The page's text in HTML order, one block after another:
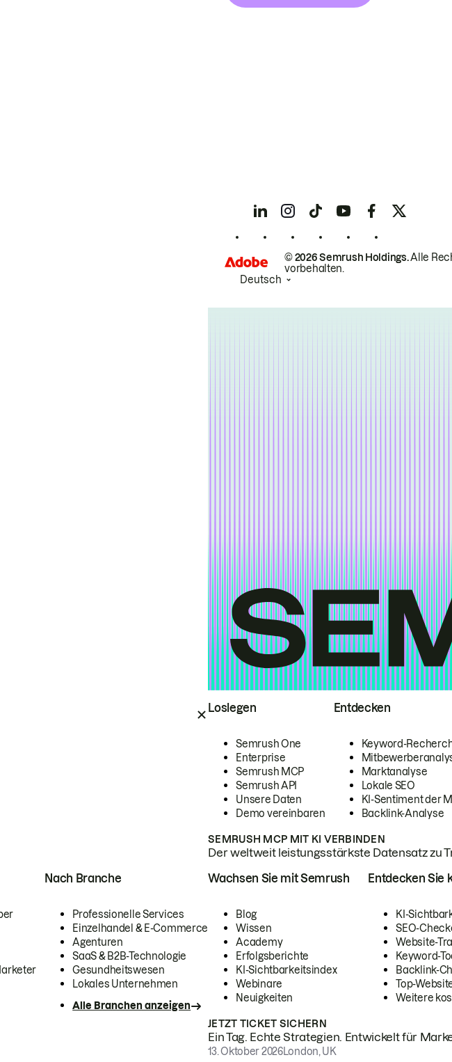
Loslegen
Semrush One
Enterprise
Semrush MCP
Semrush API
Unsere Daten
Demo vereinbaren
Entdecken
Keyword-
Marktanalyse
Lokale SEO
KI-Sentiment der
Backlink-Analyse
SEMRUSH MCP MIT KI VERBINDEN
Der weltweit leistungsstärkste Datensatz zu
Nach Branche
Professionelle Services
Einzelhandel & E-Commerce
Agenturen
SaaS & B2B-Technologie
Gesundheitswesen
Lokales Unternehmen
Alle Branchen anzeigen
Wachsen Sie mit Semrush
Blog
Wissen
Academy
Erfolgsberichte
KI-Sichtbarkeitsindex
Webinare
Neuigkeiten
Entdecken Sie
KI-
SEO-
Website-
Keyword-
Backlink-
Top-
Weitere
JETZT TICKET SICHERN
Ein Tag. Echte Strategien. Entwickelt für
13. Oktober 2026London, UK
© 2026 Semrush Holdings.Alle
vorbehalten.
Deutsch